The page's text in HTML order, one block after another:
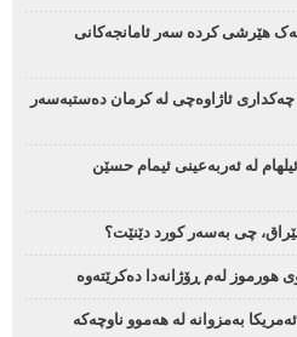
هێرشی کردە سەر ئامانجەکانی
21 سیخوڕی موساد و 4 چەکداری ئاژاوەچی لە کرمان دەستبەسەر
لە ئەربەعینی ئیمام حسێن
چی بەسەر کورد دێنێت؟
لەم ڕۆژانەدا دەکرێتەوە
بەمزوانە لە هەموو ناوچەکە